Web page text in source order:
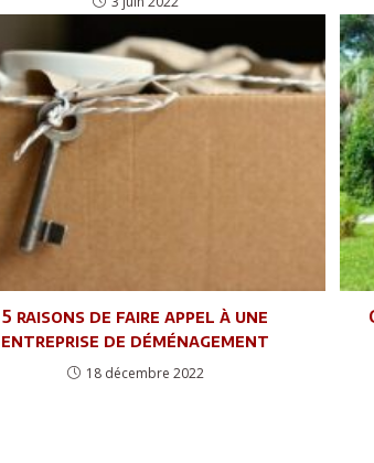
5 raisons de faire appel à une
entreprise de déménagement
18 décembre 2022